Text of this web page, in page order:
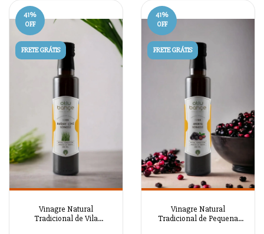
41%
OFF
FRETE GRÁTIS
Vinagre Natural
Tradicional de Vila
41%
OFF
FRETE GRÁTIS
Vinagre Natural
Tradicional de Pequena